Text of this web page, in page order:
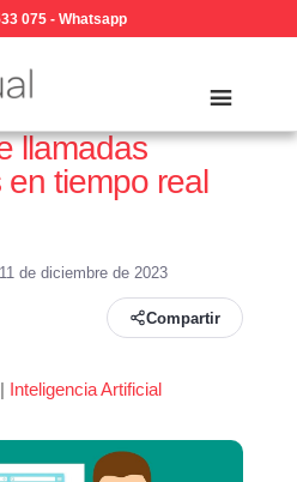
075- Whatsapp
llamadas
tiempo real
11 de diciembre de 2023
Compartir
| Inteligencia Artificial